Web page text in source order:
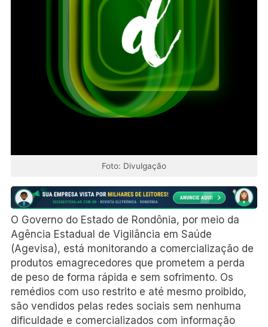
Foto: Divulgação
O Governo do Estado de Rondônia, por meio da
Agência Estadual de Vigilância em Saúde
(Agevisa), está monitorando a comercialização de
produtos emagrecedores que prometem a perda
de peso de forma rápida e sem sofrimento. Os
remédios com uso restrito e até mesmo proibido,
são vendidos pelas redes sociais sem nenhuma
dificuldade e comercializados com informação